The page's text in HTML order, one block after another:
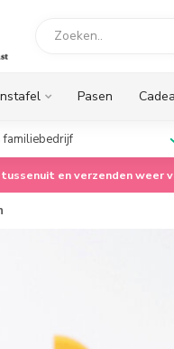
Pasen
familiebedrijf
en verzenden weer